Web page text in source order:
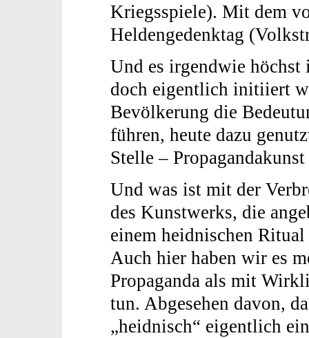
Kriegsspiele). Mit dem
Heldengedenktag
Und es irgendwie höchst
doch eigentlich initiiert
Bevölkerung die
führen, heute dazu
Stelle –
Und was ist mit der
des Kunstwerks, die
einem heidnischen
Auch hier haben wir es
Propaganda als mit
tun. Abgesehen davon,
„heidnisch“ eigentlich ein